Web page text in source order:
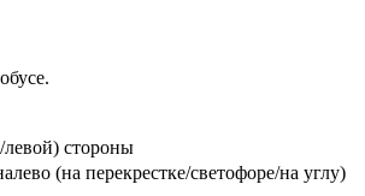
левой) стороны
(на перекрестке/светофоре/на углу)